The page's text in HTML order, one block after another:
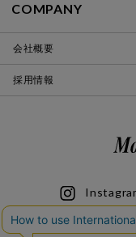
COMPANY
会社概要
採用情報
iOS